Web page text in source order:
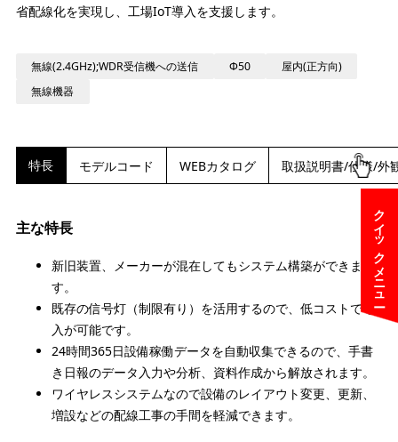
クイックメニュー
省配線化を実現し、工場IoT導入を支援します。
無線(2.4GHz);WDR受信機への送信 Φ50
屋内(正方向)
無線機器
特長 モデルコード WEBカタログ 取扱説明書/仕様/外
主な特長
新旧装置、メーカーが混在してもシステム構築ができま
す。
既存の信号灯（制限有り）を活用するので、低コストで導
入が可能です。
24時間365日設備稼働データを自動収集できるので、手書
き日報のデータ入力や分析、資料作成から解放されます。
ワイヤレスシステムなので設備のレイアウト変更、更新、
増設などの配線工事の手間を軽減できます。